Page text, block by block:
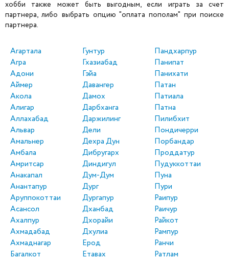
хобби также может быть выгодным, если играть за счет
партнера, либо выбрать опцию "оплата пополам" при поиске
партнера.
Агартала
Агра
Адони
Аймер
Акола
Алигар
Аллахабад
Альвар
Амальнер
Амбала
Амритсар
Анакапал
Анантапур
Аруппокоттаи
Асансол
Ахалпур
Ахмадабад
Ахмаднагар
Багалкот
Гунтур
Гхазиабад
Гэйа
Давангер
Дамох
Дарбханга
Даржилинг
Дели
Дехра Дун
Дибругарх
Диндигул
Дум-Дум
Дург
Дургапур
Дханбад
Дхорайи
Дхулиа
Ерод
Етавах
Пандхарпур
Панипат
Панихати
Патан
Патиала
Патна
Пилибхит
Пондичерри
Порбандар
Проддатур
Пудуккоттаи
Пуна
Пури
Раипур
Раичур
Райкот
Рампур
Ранчи
Ратлам